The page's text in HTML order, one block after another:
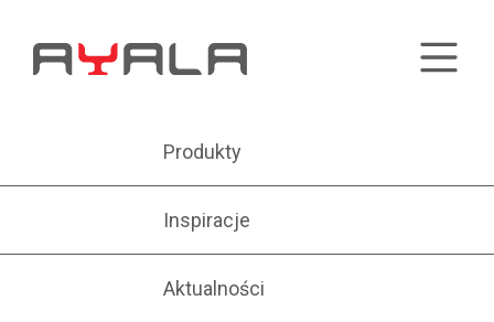
Produkty
Inspiracje
Aktualności